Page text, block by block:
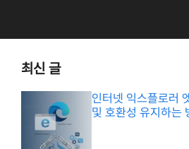
최신 글
인터넷 익스플로러
및 호환성 유지하는